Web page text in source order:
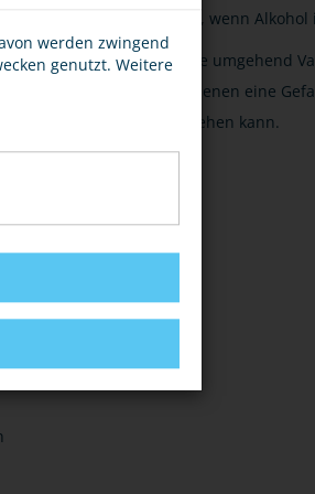
dann, wenn
Melde umgehend
von denen eine
ausgehen kann.
werden zwingend
genutzt. Weitere